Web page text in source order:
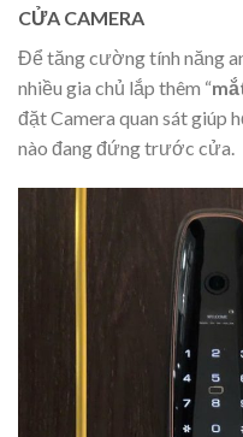
CỬA CAMERA
Để tăng cường tính năng
nhiều gia chủ lắp thêm “
đặt Camera quan sát giúp
nào đang đứng trước cửa.